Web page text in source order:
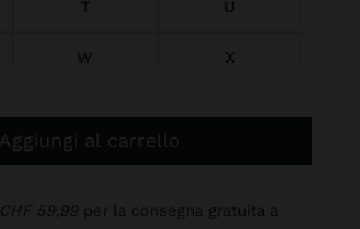
T U
W X
Aggiungi al carrello
CHF 59,99 per la consegna gratuita a